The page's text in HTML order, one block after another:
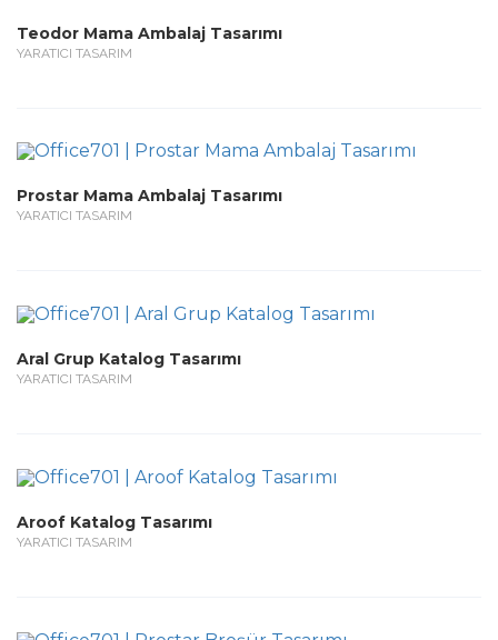
Teodor Mama Ambalaj Tasarımı
YARATICI TASARIM
Prostar Mama Ambalaj Tasarımı
YARATICI TASARIM
Aral Grup Katalog Tasarımı
YARATICI TASARIM
Aroof Katalog Tasarımı
YARATICI TASARIM